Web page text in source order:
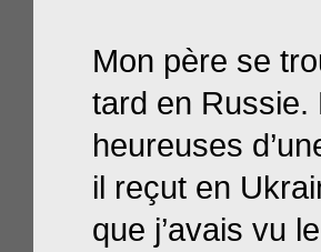
Mon père se
tard en Russie.
heureuses
il reçut en
que j’avais vu